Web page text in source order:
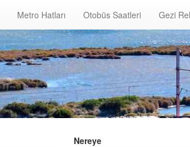
Metro Hatları Otobüs Saatleri Gezi
Nereye